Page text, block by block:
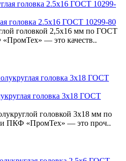
головка 2.5x16 ГОСТ 10299-80
головкой 2,5x16 мм по ГОСТ
— это качеств..
головка 3x18 ГОСТ
головкой 3x18 мм по
ПКФ «ПромТех» — это проч..